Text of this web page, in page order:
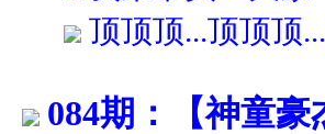
顶顶顶...顶顶顶
084期：【神童